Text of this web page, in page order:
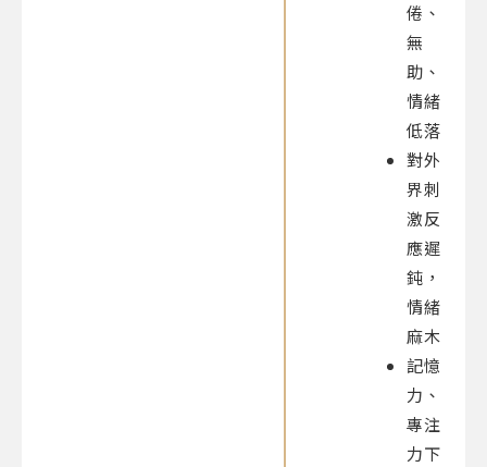
倦、
無
助、
情緒
低落
對外
界刺
激反
應遲
鈍，
情緒
麻木
記憶
力、
專注
力下